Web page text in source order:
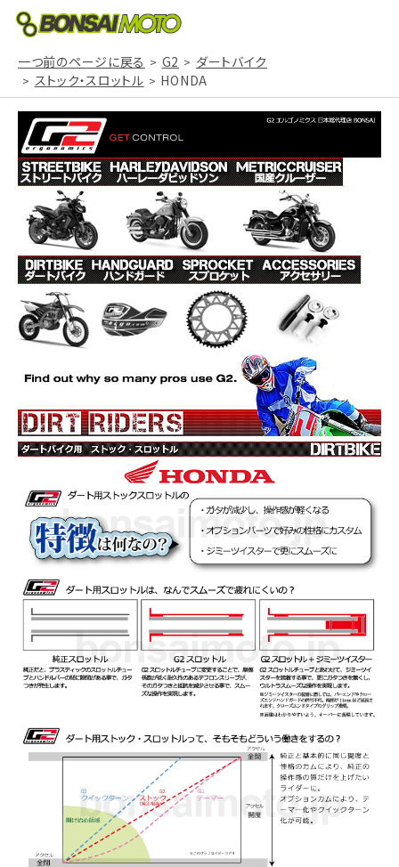
一つ前のページに戻る G2
ダートバイク
ストック・スロットル
HONDA